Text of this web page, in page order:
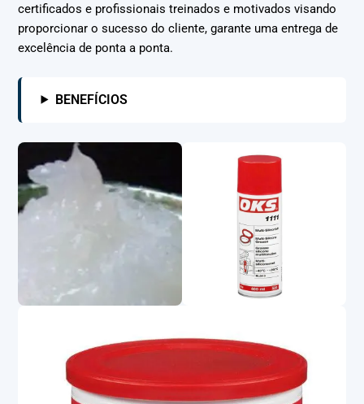
certificados e profissionais treinados e motivados visando
proporcionar o sucesso do cliente, garante uma entrega de
excelência de ponta a ponta.
BENEFÍCIOS